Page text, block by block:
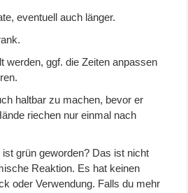
eventuell auch länger.
werden, ggf. die Zeiten anpassen
haltbar zu machen, bevor er
riechen nur einmal nach
grün geworden? Das ist nicht
Reaktion. Es hat keinen
oder Verwendung. Falls du mehr